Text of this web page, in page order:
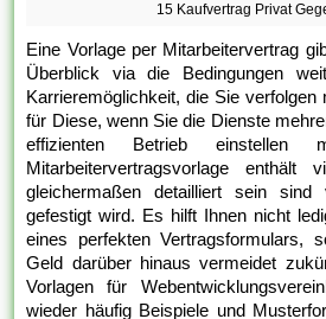
15 Kaufvertrag Privat
Eine Vorlage per Mitarbeitervertrag
Überblick via die Bedingungen
Karrieremöglichkeit, die Sie
für Diese, wenn Sie die Dienste
effizienten Betrieb einstellen
Mitarbeitervertragsvorlage enthält
gleichermaßen detailliert sein sind
gefestigt wird. Es hilft Ihnen nicht
eines perfekten Vertragsformulars,
Geld darüber hinaus vermeidet
Vorlagen für
wieder häufig Beispiele und